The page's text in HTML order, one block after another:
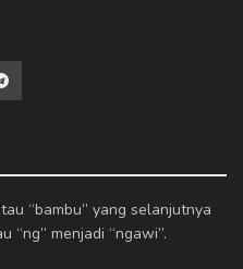
“bambu” yang selanjutnya
“ng” menjadi “ngawi”.